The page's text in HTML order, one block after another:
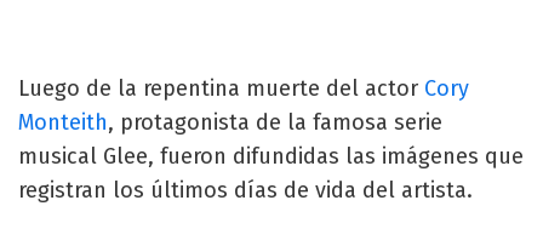
Luego de la repentina muerte del actor Cory
Monteith, protagonista de la famosa serie
musical Glee, fueron difundidas las imágenes que
registran los últimos días de vida del artista.